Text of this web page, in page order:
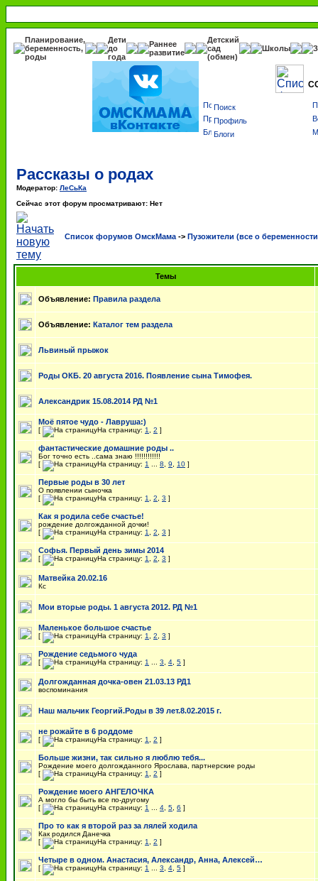
Планирование,
беременность,
роды
Дети
до
года
Раннее
развитие
Детский
сад
(обмен)
Школы
Поиск
Профиль
Блоги
Рассказы о родах
Модератор: ЛеСьКа
Сейчас этот форум просматривают: Нет
Список форумов ОмскМама -> Пузожители (все о
Темы
Объявление: Правила раздела
Объявление: Каталог тем раздела
Львиный прыжок
Роды ОКБ. 20 августа 2016. Появление сына Тимофея.
Александрик 15.08.2014 РД №1
Моё пятое чудо - Лавруша:)
[ На страницу: 1 2 ]
фантастические домашние роды ..
Бог точно есть ..сама знаю !!!!!!!!!!!!
[
На страницу: 1 8 9 10 ]
Первые роды в 30 лет
О появлении сыночка
[
На страницу: 1 2 3 ]
Как я родила себе счастье!
рождение долгожданной дочки!
[
На страницу: 1 2 3 ]
Софья. Первый день зимы 2014
[ На страницу: 1 2 3 ]
Матвейка 20.02.16
Кс
Мои вторые роды. 1 августа 2012. РД №1
Маленькое большое счастье
[ На страницу: 1 2 3 ]
Рождение седьмого чуда
[ На страницу: 1 3 4 5 ]
Долгожданная дочка-овен 21.03.13 РД1
воспоминания
Наш мальчик Георгий.Роды в 39 лет.8.02.2015 г.
не рожайте в 6 роддоме
[ На страницу: 1 2 ]
Больше жизни, так сильно я люблю тебя...
Рождение моего долгожданного Ярослава, партнерские роды
[
На страницу: 1 2 ]
Рождение моего АНГЕЛОЧКА
А могло бы быть все по-другому
[
На страницу: 1 4 5 6 ]
Про то как я второй раз за лялей ходила
Как родился Данечка
[
На страницу: 1 2 ]
Четыре в одном. Анастасия, Александр, Анна, Алексей…
[ На страницу: 1 3 4 5 ]